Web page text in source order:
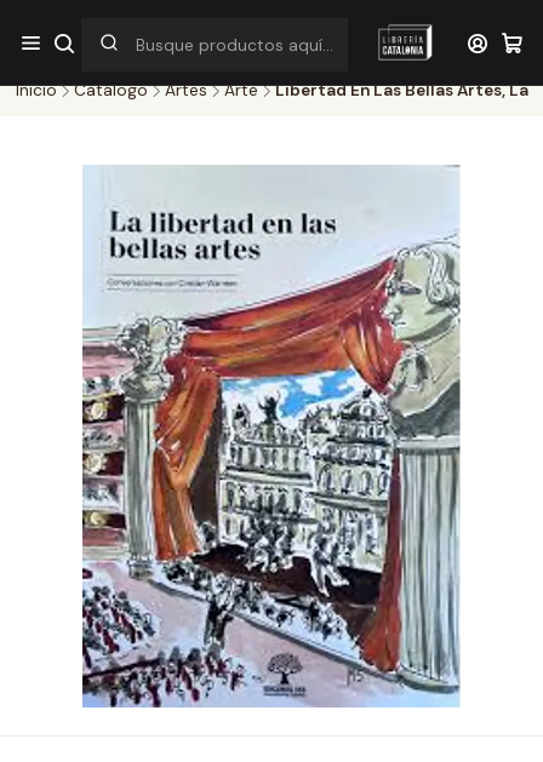
¡Por pocos días! Despacho a $1.000 en RM por compras sobre
$38.000
Inicio Catálogo Artes Arte Libertad En Las Bellas Artes, La